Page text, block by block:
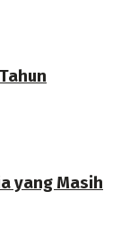
yang Masih